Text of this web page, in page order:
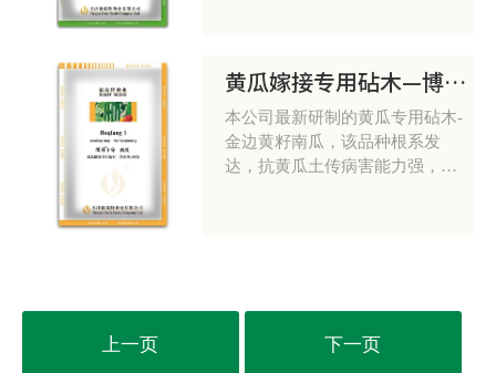
黄瓜嫁接专用砧木—博强1号
本公司最新研制的黄瓜专用砧木-
金边黄籽南瓜，该品种根系发
达，抗黄瓜土传病害能力强，与
品种。
上一页 下一页